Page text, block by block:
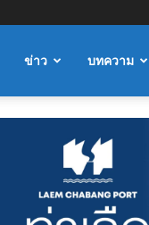
ข่าว บทความ